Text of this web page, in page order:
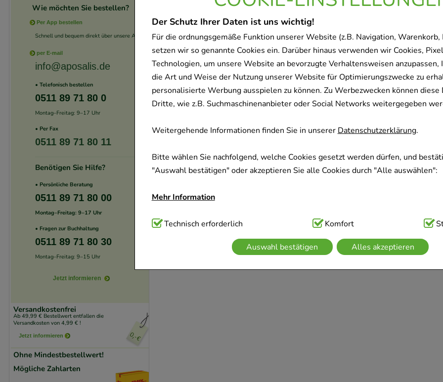
Der Schutz Ihrer Daten ist uns wichtig!
Für die ordnungsgemäße Funktion unserer Website (z.B. Navigation, Warenkorb,
setzen wir so genannte Cookies ein. Darüber hinaus verwenden wir Cookies,
Technologien, um unsere Website an bevorzugte Verhaltensweisen anzupassen,
die Art und Weise der Nutzung unserer Website für Optimierungszwecke zu
personalisierte Werbung ausspielen zu können. Zu Werbezwecken können diese
Dritte, wie z.B. Suchmaschinenanbieter oder Social Networks weitergegeben
Weitergehende Informationen finden Sie in unsererDatenschutzerklärung.
Bitte wählen Sie nachfolgend, welche Cookies gesetzt werden dürfen, und
"Auswahl bestätigen" oder akzeptieren Sie alle Cookies durch "Alle auswählen":
Mehr Information
Technisch Notwendig:Hierbei handelt es sich um Cookies, die für die
Website notwendig sind (z.B. Navigation, Warenkorb, Kundenkonto), weshalb
verzichtet werden kann.
Technisch erforderlich Komfort
Auswahl bestätigen Alles akzeptieren
Wie möchten Sie bestellen?
Per App bestellen
Schnell und bequem direkt über unsere App.
per E-mail
info@aposalis.de
• Telefonisch bestellen
0511 89 71 80 0
Montag–Freitag: 9–17 Uhr
• Per Fax
0511 89 71 80 11
Benötigen Sie Hilfe?
• Persönliche Beratung
0511 89 71 80 00
Montag–Freitag: 9–17 Uhr
• Fragen zur Buchhaltung
0511 89 71 80 30
Montag–Freitag: 9–15 Uhr
Jetzt informieren
Versandkostenfrei
Ab 49,99 € Bestellwert entfallen die
Versandkosten von 4,99 € !
Jetzt informieren
Ohne Mindestbestellwert!
Mögliche Zahlarten